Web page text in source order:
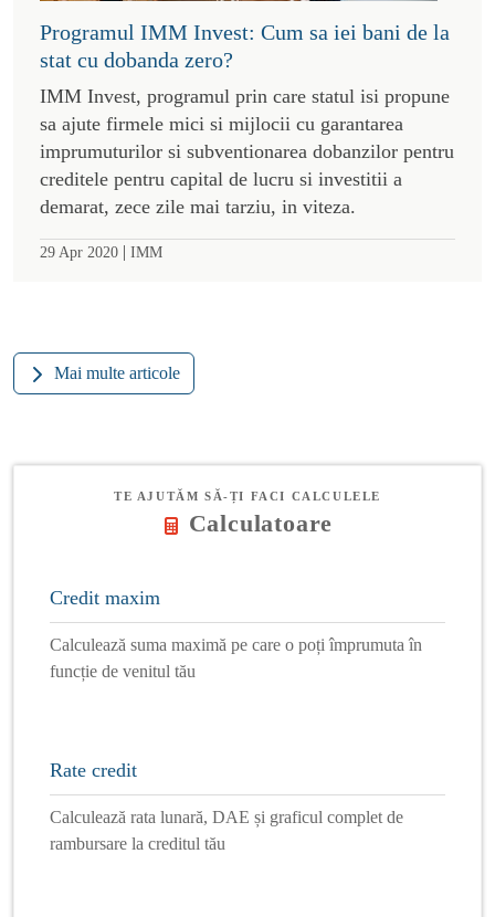
Programul IMM Invest: Cum sa iei bani de la
stat cu dobanda zero?
IMM Invest, programul prin care statul isi propune
sa ajute firmele mici si mijlocii cu garantarea
imprumuturilor si subventionarea dobanzilor pentru
creditele pentru capital de lucru si investitii a
demarat, zece zile mai tarziu, in viteza.
29 Apr 2020 | IMM
Mai multe articole
TE AJUTĂM SĂ-ȚI FACI CALCULELE
Calculatoare
Credit maxim
Calculează suma maximă pe care o poți împrumuta în
funcție de venitul tău
Rate credit
Calculează rata lunară, DAE și graficul complet de
rambursare la creditul tău